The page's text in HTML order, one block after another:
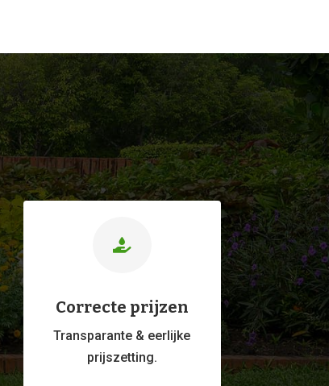

Correcte prijzen
Transparante & eerlijke
prijszetting.